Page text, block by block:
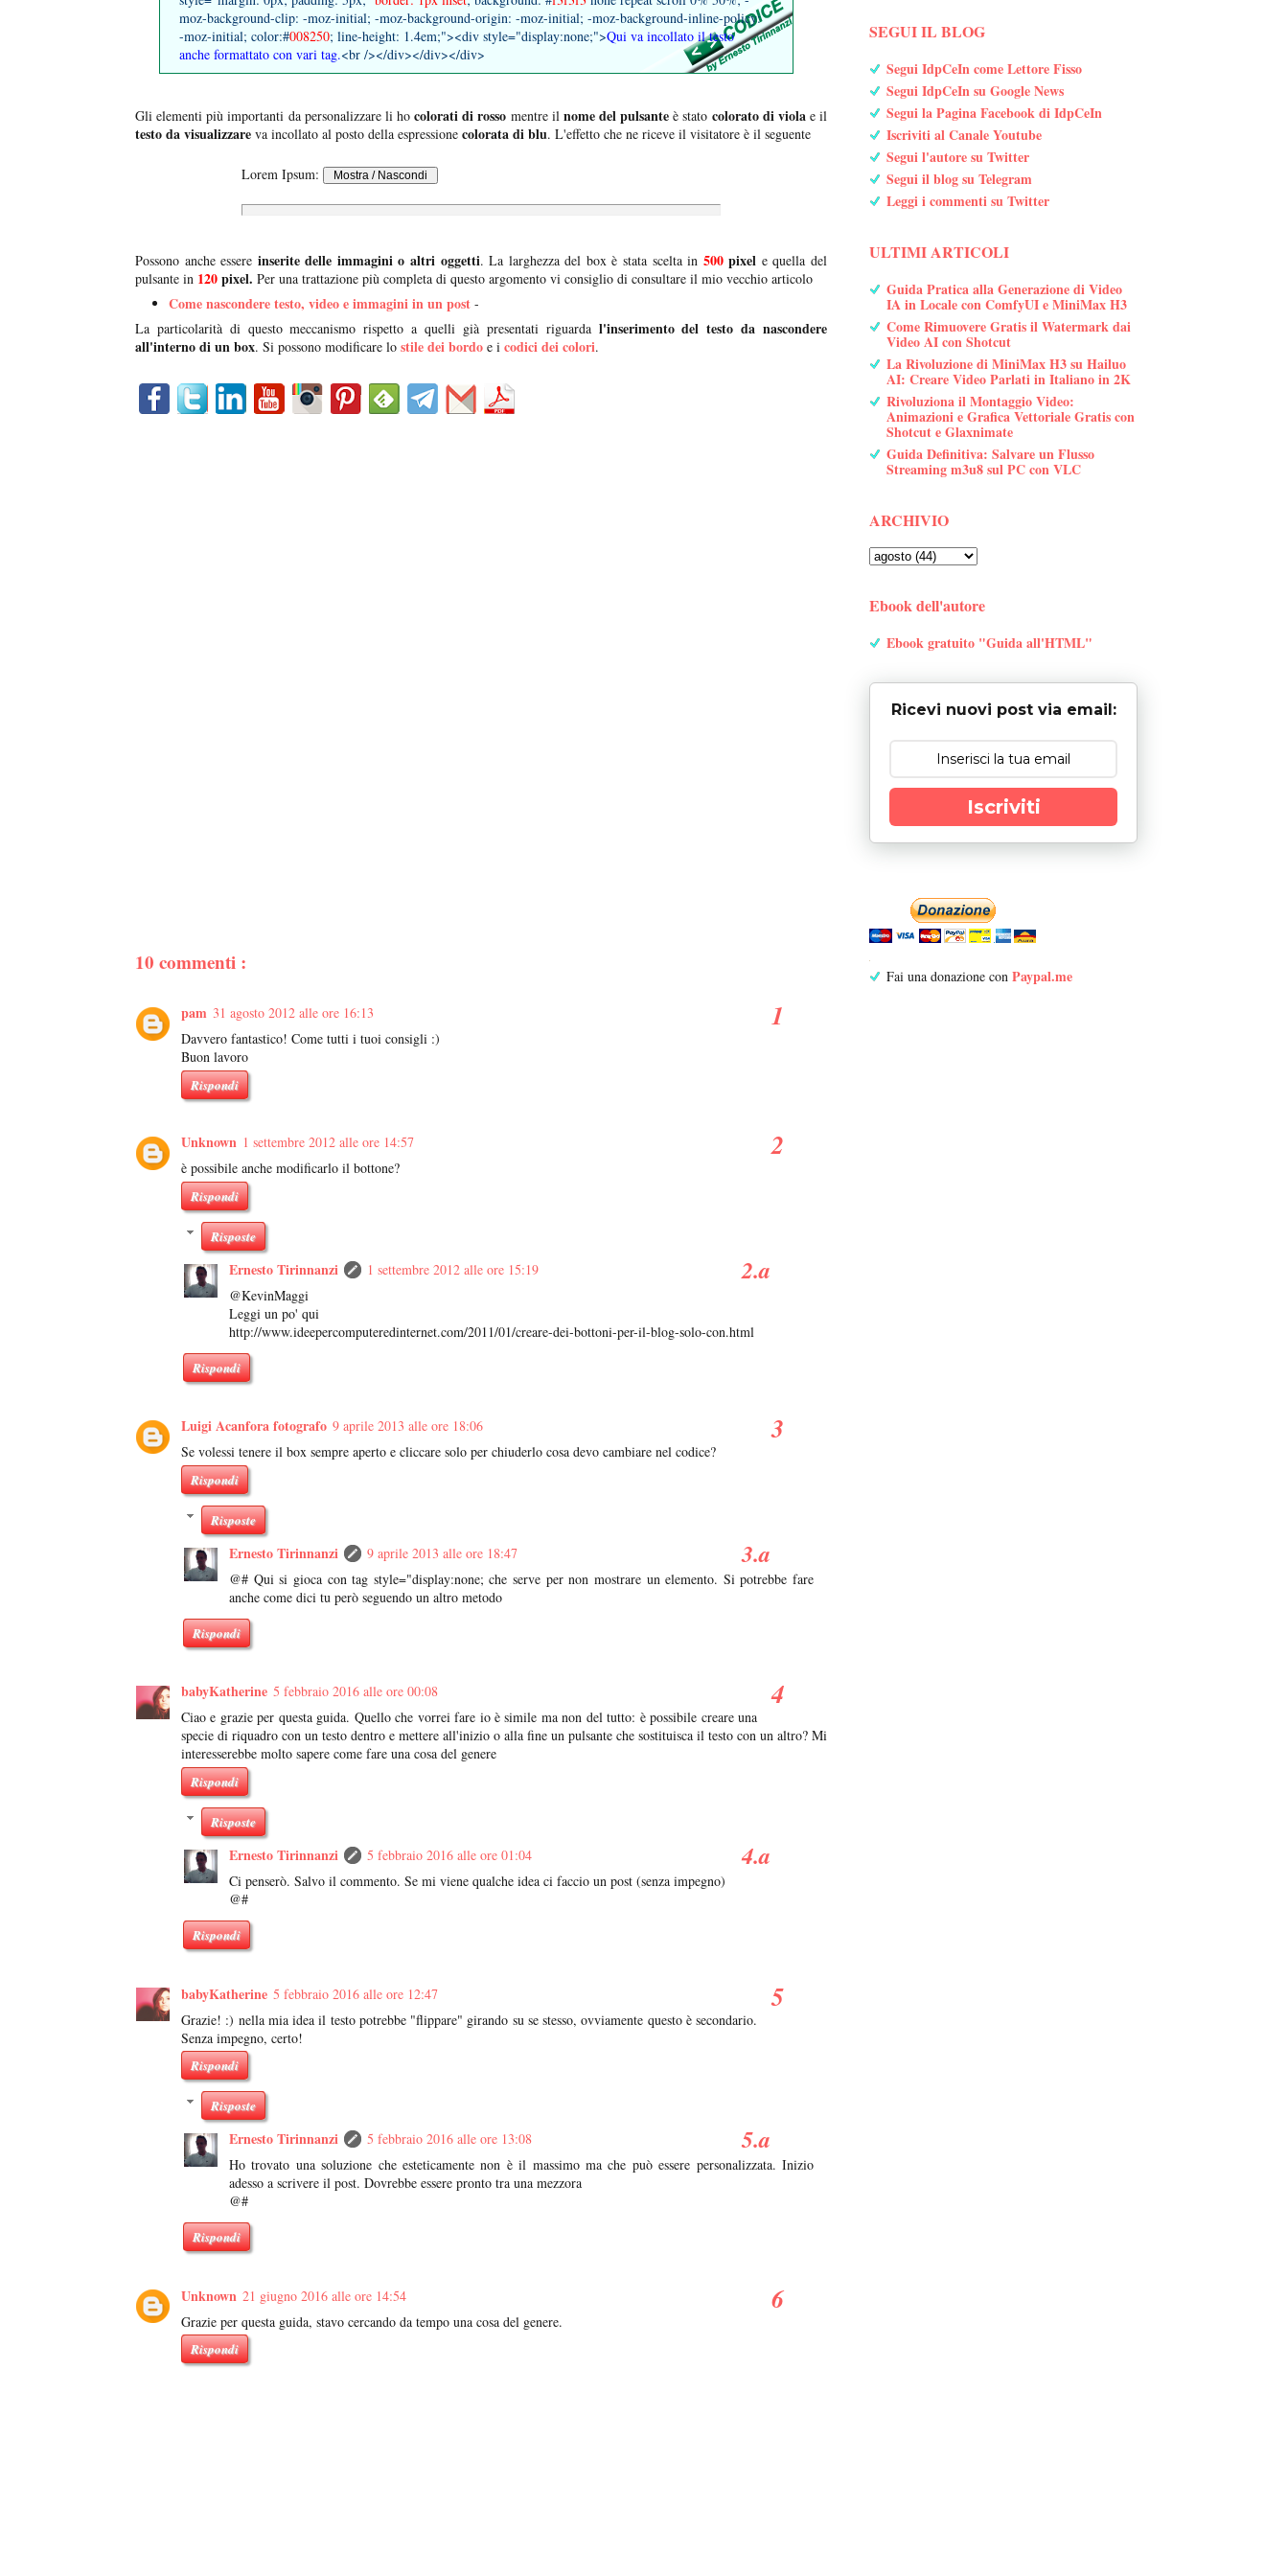
moz-background-clip: -moz-initial; -moz-background-origin: -moz-initial; -moz-background-inline-policy:
-moz-initial; color:#008250; line-height: 1.4em;"><div style="display:none;">Qui va incollato il testo
anche formattato con vari tag.<br /></div></div></div>
Gli elementi più importanti da personalizzare li hocolorati di rosso mentre il nome del pulsante è stato colorato di violae il
testo da visualizzare va incollato al posto della espressione colorata di blu. L'effetto che ne riceve il visitatore è il seguente
Lorem Ipsum:
Possono anche essere inserite delle immagini o altri oggetti. La larghezza del box è stata scelta in 500pixel e quella del
pulsante in 120pixel. Per una trattazione più completa di questo argomento vi consiglio di consultare il mio vecchio articolo
Come nascondere testo, video e immagini in un post -
La particolarità di questo meccanismo rispetto a quelli già presentati riguarda l'inserimento del testo da nascondere
all'interno di un box. Si possono modificare lo stile dei bordo e i codici dei colori.
10 commenti :
pam 31 agosto 2012 alle ore 16:13
Davvero fantastico! Come tutti i tuoi consigli :)
Buon lavoro
Rispondi
Unknown 1 settembre 2012 alle ore 14:57
è possibile anche modificarlo il bottone?
Rispondi
Risposte
Ernesto Tirinnanzi
1 settembre 2012 alle ore 15:19
@KevinMaggi
Leggi un po' qui
http://www.ideepercomputeredinternet.com/2011/01/creare-dei-bottoni-per-il-blog-solo-con.html
Rispondi
Luigi Acanfora fotografo 9 aprile 2013 alle ore 18:06
Se volessi tenere il box sempre aperto e cliccare solo per chiuderlo cosa devo cambiare nel codice?
Rispondi
Risposte
Ernesto Tirinnanzi
9 aprile 2013 alle ore 18:47
@# Qui si gioca con tag style="display:none; che serve per non mostrare un elemento. Si potrebbe fare
anche come dici tu però seguendo un altro metodo
Rispondi
babyKatherine 5 febbraio 2016 alle ore 00:08
Ciao e grazie per questa guida. Quello che vorrei fare io è simile ma non del tutto: è possibile creare una
specie di riquadro con un testo dentro e mettere all'inizio o alla fine un pulsante che sostituisca il testo con un altro? Mi
interesserebbe molto sapere come fare una cosa del genere
Rispondi
Risposte
Ernesto Tirinnanzi
5 febbraio 2016 alle ore 01:04
Ci penserò. Salvo il commento. Se mi viene qualche idea ci faccio un post (senza impegno)
@#
Rispondi
babyKatherine 5 febbraio 2016 alle ore 12:47
Grazie! :) nella mia idea il testo potrebbe "flippare" girando su se stesso, ovviamente questo è secondario.
Senza impegno, certo!
Rispondi
Risposte
Ernesto Tirinnanzi
5 febbraio 2016 alle ore 13:08
Ho trovato una soluzione che esteticamente non è il massimo ma che può essere personalizzata. Inizio
adesso a scrivere il post. Dovrebbe essere pronto tra una mezzora
@#
Rispondi
Unknown 21 giugno 2016 alle ore 14:54
Grazie per questa guida, stavo cercando da tempo una cosa del genere.
Rispondi
SEGUI IL BLOG
Segui IdpCeIn come Lettore Fisso
Segui IdpCeIn su Google News
Segui la Pagina Facebook di IdpCeIn
Iscriviti al Canale Youtube
Segui l'autore su Twitter
Segui il blog su Telegram
Leggi i commenti su Twitter
ULTIMI ARTICOLI
Guida Pratica alla Generazione di Video
IA in Locale con ComfyUI e MiniMax H3
Come Rimuovere Gratis il Watermark dai
Video AI con Shotcut
La Rivoluzione di MiniMax H3 su Hailuo
AI: Creare Video Parlati in Italiano in 2K
Rivoluziona il Montaggio Video:
Animazioni e Grafica Vettoriale Gratis con
Shotcut e Glaxnimate
Guida Definitiva: Salvare un Flusso
Streaming m3u8 sul PC con VLC
ARCHIVIO
Ebook dell'autore
Ebook gratuito "Guida all'HTML"
Ricevi nuovi post via email:
Iscriviti
Fai una donazione con Paypal.me